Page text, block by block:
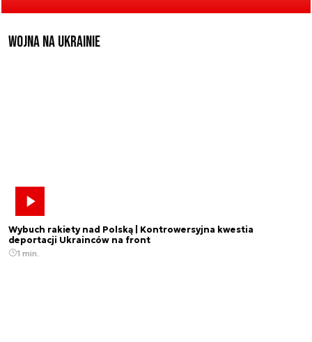
Wojna na Ukrainie
Wybuch rakiety nad Polską | Kontrowersyjna kwestia
deportacji Ukrainców na front
1 min.